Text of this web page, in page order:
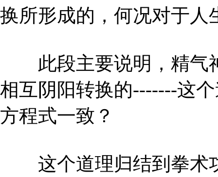
换所形成的，何况对于人
此段主要说明，精气
相互阴阳转换的-------这
方程式一致？
这个道理归结到拳术